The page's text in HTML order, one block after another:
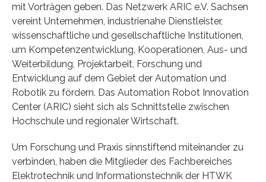
mit Vorträgen geben. Das Netzwerk ARIC e.V. Sachsen
vereint Unternehmen, industrienahe Dienstleister,
wissenschaftliche und gesellschaftliche Institutionen,
um Kompetenzentwicklung, Kooperationen, Aus- und
Weiterbildung, Projektarbeit, Forschung und
Entwicklung auf dem Gebiet der Automation und
Robotik zu fördern. Das Automation Robot Innovation
Center (ARIC) sieht sich als Schnittstelle zwischen
Hochschule und regionaler Wirtschaft.
Um Forschung und Praxis sinnstiftend miteinander zu
verbinden, haben die Mitglieder des Fachbereiches
Elektrotechnik und Informationstechnik der HTWK